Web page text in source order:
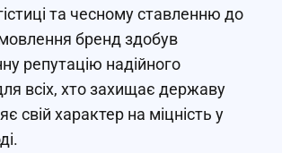
та чесному ставленню до
бренд здобув
репутацію надійного
всіх, хто захищає державу
свій характер на міцність у